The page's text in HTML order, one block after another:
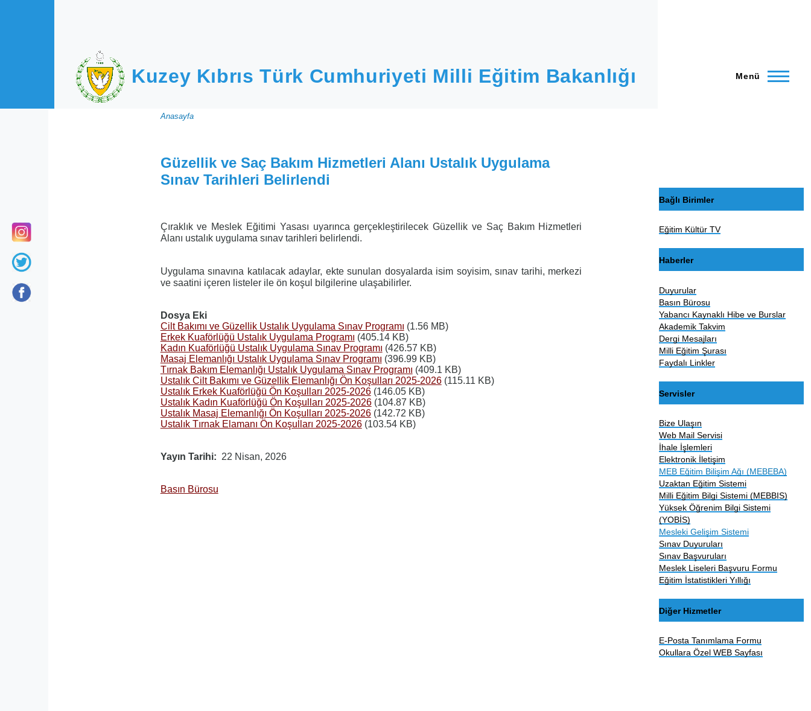
Kuzey Kıbrıs Türk Cumhuriyeti Milli Eğitim Bakanlığı Menü
Sayfa
yolu
Anasayfa
Güzellik ve Saç Bakım Hizmetleri Alanı Ustalık Uygulama
Sınav Tarihleri Belirlendi
Çıraklık ve Meslek Eğitimi Yasası uyarınca gerçekleştirilecek Güzellik ve Saç Bakım Hizmetleri
Alanı ustalık uygulama sınav tarihleri belirlendi.
Uygulama sınavına katılacak adaylar, ekte sunulan dosyalarda isim soyisim, sınav tarihi, merkezi
ve saatini içeren listeler ile ön koşul bilgilerine ulaşabilirler.
Dosya Eki
Cilt Bakımı ve Güzellik Ustalık Uygulama Sınav Programı (1.56 MB)
Erkek Kuaförlüğü Ustalık Uygulama Programı (405.14 KB)
Kadın Kuaförlüğü Ustalık Uygulama Sınav Programı (426.57 KB)
Masaj Elemanlığı Ustalık Uygulama Sınav Programı (396.99 KB)
Tırnak Bakım Elemanlığı Ustalık Uygulama Sınav Programı (409.1 KB)
Ustalık Cilt Bakımı ve Güzellik Elemanlığı Ön Koşulları 2025-2026 (115.11 KB)
Ustalık Erkek Kuaförlüğü Ön Koşulları 2025-2026 (146.05 KB)
Ustalık Kadın Kuaförlüğü Ön Koşulları 2025-2026 (104.87 KB)
Ustalık Masaj Elemanlığı Ön Koşulları 2025-2026 (142.72 KB)
Ustalık Tırnak Elamanı Ön Koşulları 2025-2026 (103.54 KB)
Yayın Tarihi 22 Nisan, 2026
Basın Bürosu
Bağlı Birimler
Eğitim Kültür TV
Haberler
Duyurular
Basın Bürosu
Yabancı Kaynaklı Hibe ve Burslar
Akademik Takvim
Dergi Mesajları
Milli Eğitim Şurası
Faydalı Linkler
Servisler
Bize Ulaşın
Web Mail Servisi
İhale İşlemleri
Elektronik İletişim
MEB Eğitim Bilişim Ağı (MEBEBA)
Uzaktan Eğitim Sistemi
Milli Eğitim Bilgi Sistemi (MEBBIS)
Yüksek Öğrenim Bilgi Sistemi
(YOBİS)
Mesleki Gelişim Sistemi
Sınav Duyuruları
Sınav Başvuruları
Meslek Liseleri Başvuru Formu
Eğitim İstatistikleri Yıllığı
Diğer Hizmetler
E-Posta Tanımlama Formu
Okullara Özel WEB Sayfası